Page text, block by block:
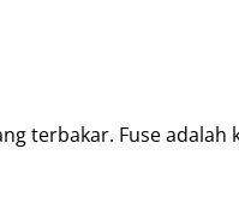
terbakar. Fuse adalah